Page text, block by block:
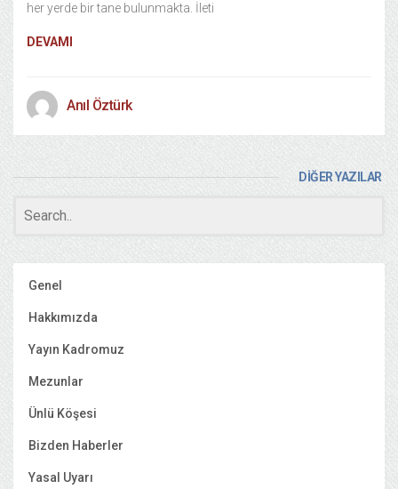
her yerde bir tane bulunmakta. İleti
DEVAMI
Anıl Öztürk
DİĞER YAZILAR
Genel
Hakkımızda
Yayın Kadromuz
Mezunlar
Ünlü Köşesi
Bizden Haberler
Yasal Uyarı